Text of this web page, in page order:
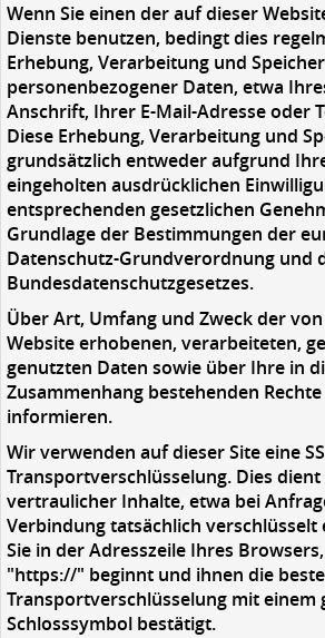
Wenn Sie einen der auf dieser
Dienste benutzen, bedingt dies
Erhebung, Verarbeitung und
personenbezogener Daten, etwa
Anschrift, Ihrer E-Mail-Adresse oder
Diese Erhebung, Verarbeitung und
grundsätzlich entweder aufgrund
eingeholten ausdrücklichen
entsprechenden gesetzlichen
Grundlage der Bestimmungen der
Datenschutz-Grundverordnung und
Bundesdatenschutzgesetzes.
Über Art, Umfang und Zweck der
Website erhobenen, verarbeiteten,
genutzten Daten sowie über Ihre in
Zusammenhang bestehenden
informieren.
Wir verwenden auf dieser Site eine
Transportverschlüsselung. Dies dient
vertraulicher Inhalte, etwa bei
Verbindung tatsächlich
Sie in der Adresszeile Ihres
"https://" beginnt und ihnen die
Transportverschlüsselung mit einem
Schlosssymbol bestätigt.